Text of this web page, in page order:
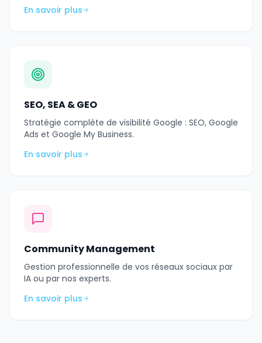
En savoir plus
SEO, SEA & GEO
Stratégie complète de visibilité Google : SEO, Google
Ads et Google My Business.
En savoir plus
Community Management
Gestion professionnelle de vos réseaux sociaux par
IA ou par nos experts.
En savoir plus